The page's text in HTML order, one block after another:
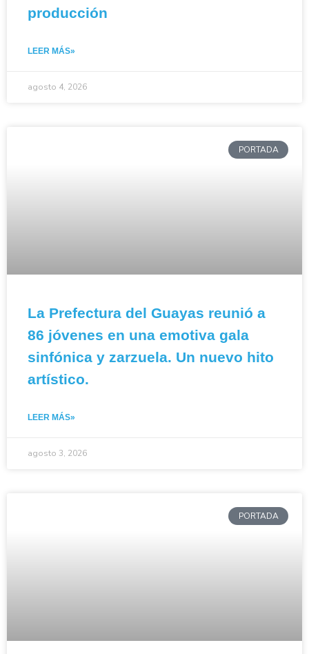
producción
LEER MÁS»
agosto 4, 2026
PORTADA
La Prefectura del Guayas reunió a
86 jóvenes en una emotiva gala
sinfónica y zarzuela. Un nuevo hito
artístico.
LEER MÁS»
agosto 3, 2026
PORTADA